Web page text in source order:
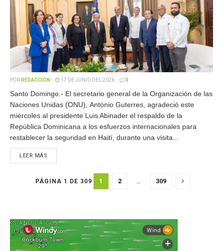
POR REDACCIÓN 17 DE JUNIO DEL 2026 0
Santo Domingo.- El secretario general de la Organización de las
Naciones Unidas (ONU), António Guterres, agradeció este
miércoles al presidente Luis Abinader el respaldo de la
República Dominicana a los esfuerzos internacionales para
restablecer la seguridad en Haití, durante una visita...
LEER MÁS
PÁGINA 1 DE 309 1 2 … 309